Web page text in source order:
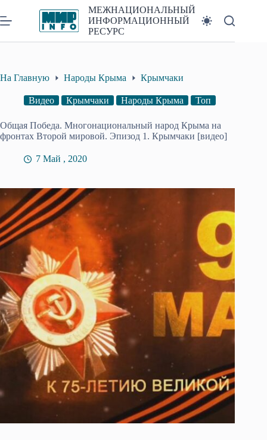
к
сути
МЕЖНАЦИОНАЛЬНЫЙ
ИНФОРМАЦИОННЫЙ
РЕСУРС
На Главную Народы Крыма Крымчаки
Видео Крымчаки Народы Крыма Топ
Общая Победа. Многонациональный народ Крыма на
фронтах Второй мировой. Эпизод 1. Крымчаки [видео]
7 Май , 2020